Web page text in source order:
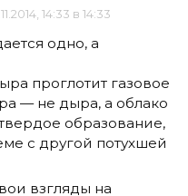
14:33 в 14:33
одно, а
проглотит газовое
— не дыра, а облако
образование,
с другой потухшей
взгляды на